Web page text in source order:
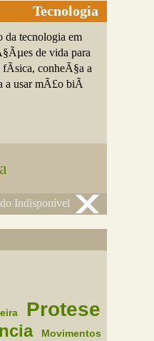
Tecnologia
da tecnologia em
de vida para
fÃ­sica, conheÃ§a a
a usar mÃ£o biÃ
Indisponível
Protese
Movimentos